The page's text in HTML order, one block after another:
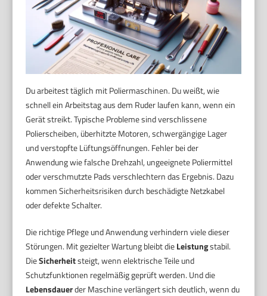
Du arbeitest täglich mit Poliermaschinen. Du weißt, wie
schnell ein Arbeitstag aus dem Ruder laufen kann, wenn ein
Gerät streikt. Typische Probleme sind verschlissene
Polierscheiben, überhitzte Motoren, schwergängige Lager
und verstopfte Lüftungsöffnungen. Fehler bei der
Anwendung wie falsche Drehzahl, ungeeignete Poliermittel
oder verschmutzte Pads verschlechtern das Ergebnis. Dazu
kommen Sicherheitsrisiken durch beschädigte Netzkabel
oder defekte Schalter.
Die richtige Pflege und Anwendung verhindern viele dieser
Störungen. Mit gezielter Wartung bleibt dieLeistungstabil.
DieSicherheitsteigt, wenn elektrische Teile und
Schutzfunktionen regelmäßig geprüft werden. Und die
Lebensdauerder Maschine verlängert sich deutlich, wenn du